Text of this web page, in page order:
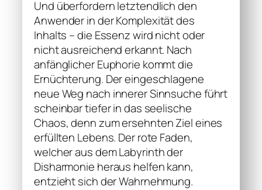
Und überfordern letztendlich den
Anwender in der Komplexität des
Inhalts – die Essenz wird nicht oder
nicht ausreichend erkannt. Nach
anfänglicher Euphorie kommt die
Ernüchterung. Der eingeschlagene
neue Weg nach innerer Sinnsuche führt
scheinbar tiefer in das seelische
Chaos, denn zum ersehnten Ziel eines
erfüllten Lebens. Der rote Faden,
welcher aus dem Labyrinth der
Disharmonie heraus helfen kann,
entzieht sich der Wahrnehmung.